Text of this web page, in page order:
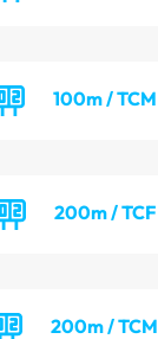
100m / TCM
200m / TCF
200m / TCM